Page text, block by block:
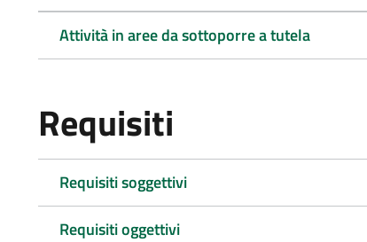
Attività in aree da sottoporre a tutela
Requisiti
Requisiti soggettivi
Requisiti oggettivi